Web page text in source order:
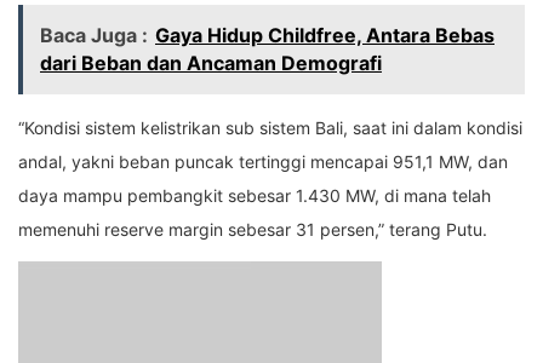
Baca Juga : Gaya Hidup Childfree, Antara Bebas
dari Beban dan Ancaman Demografi
“Kondisi sistem kelistrikan sub sistem Bali, saat ini dalam kondisi
andal, yakni beban puncak tertinggi mencapai 951,1 MW, dan
daya mampu pembangkit sebesar 1.430 MW, di mana telah
memenuhi reserve margin sebesar 31 persen,” terang Putu.